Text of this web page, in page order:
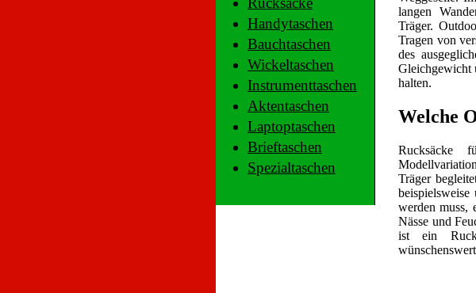
Handytaschen
Bauchtaschen
Wickeltaschen
Instrumenttaschen
Aktentaschen
Laptoptaschen
Brieftaschen
Spezialtaschen
langen
Träger.
Tragen von
des
Gleichgewicht
halten.
Welche
Rucksäcke
Träger
werden muss,
Nässe und
ist ein